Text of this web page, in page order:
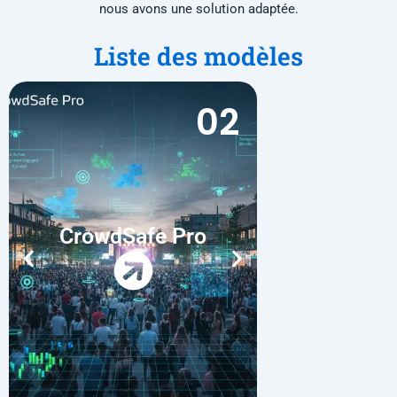
nous avons une solution adaptée.
Liste des modèles
02
CrowdSafe Pro